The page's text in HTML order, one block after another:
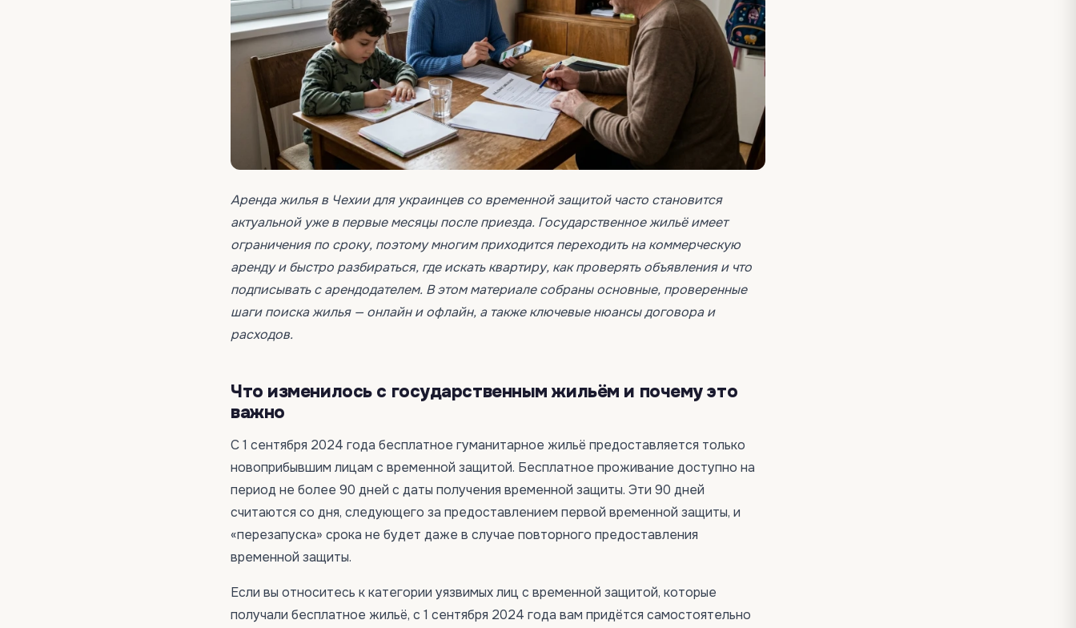
Аренда жилья в Чехии для украинцев со временной защитой часто становится
актуальной уже в первые месяцы после приезда. Государственное жильё имеет
ограничения по сроку, поэтому многим приходится переходить на коммерческую
аренду и быстро разбираться, где искать квартиру, как проверять объявления и что
подписывать с арендодателем. В этом материале собраны основные, проверенные
шаги поиска жилья — онлайн и офлайн, а также ключевые нюансы договора и
расходов.
Что изменилось с государственным жильём и почему это
важно
С 1 сентября 2024 года бесплатное гуманитарное жильё предоставляется только
новоприбывшим лицам с временной защитой. Бесплатное проживание доступно на
период не более 90 дней с даты получения временной защиты. Эти 90 дней
считаются со дня, следующего за предоставлением первой временной защиты, и
«перезапуска» срока не будет даже в случае повторного предоставления
временной защиты.
Если вы относитесь к категории уязвимых лиц с временной защитой, которые
получали бесплатное жильё, с 1 сентября 2024 года вам придётся самостоятельно